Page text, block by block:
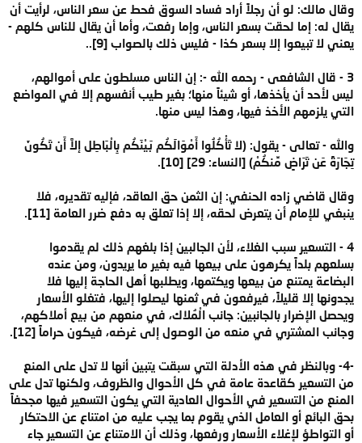
وقال مالك: لو أن رجلاً أراد فساد السوق فحط عن سعر الناس، لرأيت أن
يقال له: إما لحقت بسعر الناس، وإما رفعت، وأما أن يقال للناس كلهم -
يعني لا تبيعوا إلا بسعر كذا - فليس ذلك بالصواب [9]..
3 - قال الشافعى - رحمه الله -: إن الناس مسلطون على أموالهم،
ليس لأحد أن يأخذها، أو شيئاً منها؛ بغير طيب أنفسهم إلا في المواضع
التي يلزمهم الأخذ فيها، وهذا ليس منها.
والله - تعالى - يقول: (لا تَأْكُلُوا أَمْوَالَكُم بَيْنَكُم بِالْبَاطِل إلاَّ أَن تَكُونَ
تِجَارَةً عَن تَرَاضٍ مِّنكُمْ) [النساء: 29] [10].
وقال قاضي زاده الحنفي: إن الثمن حق العاقد، فإليه تقديره، فلا
ينبغي للإمام أن يتعرض لحقه، إلا إذا تعلق به دفع ضرر العامة [11].
4 - التسعير سبب الغلاء، لأن الجالبين إذا بلغهم ذلك لم يقدموا
بسلعهم بلداً يكرهون على بيعها فيه بغير ما يريدون، ومن عنده
البضاعة يمتنع من بيعها ويكتمها، ويطلبها أهل الحاجة إليها فلا
يجدونها إلا قليلاً، فيرفعون في ثمنها ليصلوا إليها، فتغلو الأسعار
ويحصل الإضرار بالجانبين: جانب الْمُلاك، في منعهم من بيع أملاكهم،
وجانب المشتري في منعه من الوصول إلى غرضه، فيكون حراماً [12].
-4- وبالنظر في هذه الأدلة التي سبقت يتبين أنها لا تدل على المنع
من التسعير كقاعدة عامة في كل الأحوال والظروف، ولكنها تدل على
المنع من التسعير في الأحوال العادية التي يكون التسعير فيها مجحفاً
بحق البائع أو العامل الذي يقوم بما يجب عليه من امتناع عن الاحتكار
أو التواطؤ لإغلاء الأسعار ورفعها، وذلك أن الامتناع عن التسعير جاء